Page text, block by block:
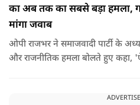
का अब तक का सबसे बड़ा हमला,
मांगा जवाब
ओपी राजभर ने समाजवादी पार्टी के अध्यक्ष अखिलेश यादव पर व्यक्तिगत
और राजनीतिक हमला बोलते हुए